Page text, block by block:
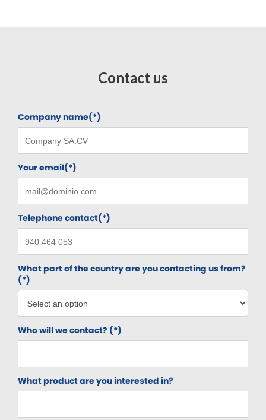
Contact us
Company name(*)
Your email(*)
Telephone contact(*)
What part of the country are you contacting us from?
(*)
Who will we contact? (*)
What product are you interested in?